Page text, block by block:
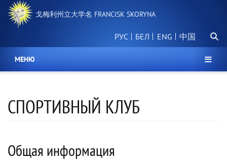
要
戈梅利州立大学名 FRANCISK SKORYNA
РУС БЕЛ 中国
搜
МЕНЮ
СПОРТИВНЫЙ КЛУБ
Общая информация